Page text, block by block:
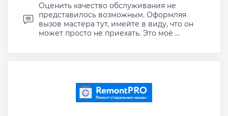
Оценить качество обслуживания не
представилось возможным. Оформляя
вызов мастера тут, имейте в виду, что он
может просто не приехать. Это моё ...